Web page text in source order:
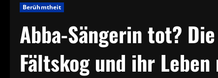
Berühmtheit
Abba-Sängerin tot?
Fältskog und ihr